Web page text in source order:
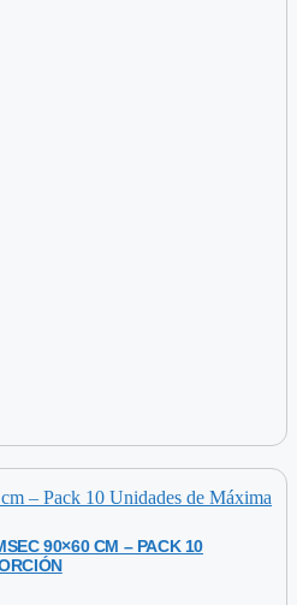
90×60 CM – PACK 10